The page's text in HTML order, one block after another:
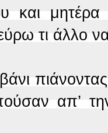
και μητέρα
τι άλλο
απ’